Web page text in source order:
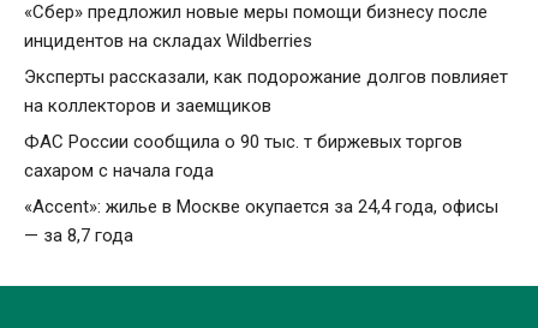
«Сбер» предложил новые меры помощи бизнесу после
инцидентов на складах Wildberries
Эксперты рассказали, как подорожание долгов повлияет
на коллекторов и заемщиков
ФАС России сообщила о 90 тыс. т биржевых торгов
сахаром с начала года
«Accent»: жилье в Москве окупается за 24,4 года, офисы
— за 8,7 года